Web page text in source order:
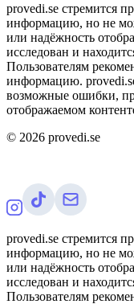
provedi.se стремится
информацию, но не
или надёжность
исследован и
Пользователям
информацию.
возможные ошибки,
отображаемом
© 2026 provedi.se
provedi.se стремится
информацию, но не
или надёжность
исследован и
Пользователям